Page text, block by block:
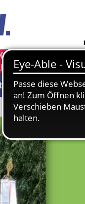
SHOP ] [ JOBS ]
Abteilung.